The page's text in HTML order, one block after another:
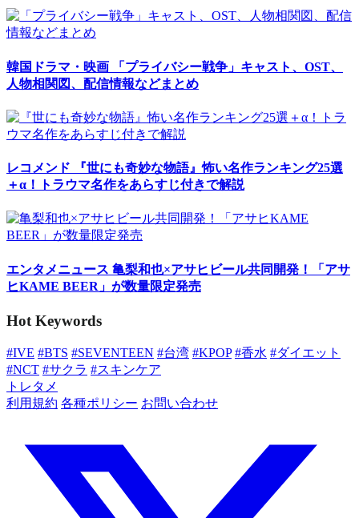
韓国ドラマ・映画 「プライバシー戦争」キャスト、OST、
人物相関図、配信情報などまとめ
レコメンド 『世にも奇妙な物語』怖い名作ランキング25選
＋α！トラウマ名作をあらすじ付きで解説
エンタメニュース 亀梨和也×アサヒビール共同開発！「アサ
ヒKAME BEER」が数量限定発売
Hot Keywords
#IVE #BTS #SEVENTEEN #台湾 #KPOP #香水 #ダイエット
#NCT #サクラ #スキンケア
トレタメ
利用規約 各種ポリシー お問い合わせ